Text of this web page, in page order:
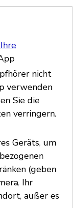
nicht
verwenden
Sie die
verringern.
Geräts, um
(geben
Ihr
außer es